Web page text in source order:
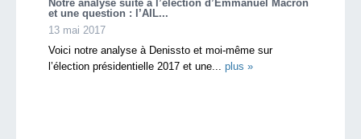
Notre analyse suite à l’élection d’Emmanuel Macron
et une question : l’AIL...
13 mai 2017
Voici notre analyse à Denissto et moi-même sur
l’élection présidentielle 2017 et une... plus »